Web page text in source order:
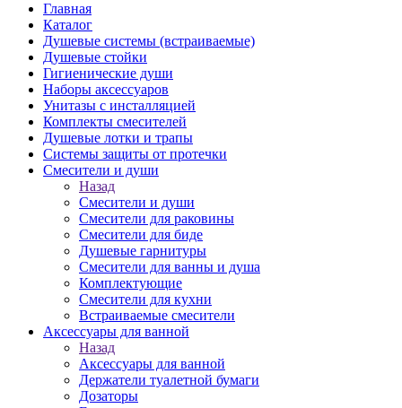
Главная
Каталог
Душевые системы (встраиваемые)
Душевые стойки
Гигиенические души
Наборы аксессуаров
Унитазы с инсталляцией
Комплекты смесителей
Душевые лотки и трапы
Системы защиты от протечки
Смесители и души
Назад
Смесители и души
Cмесители для раковины
Смесители для биде
Душевые гарнитуры
Смесители для ванны и душа
Комплектующие
Смесители для кухни
Встраиваемые смесители
Аксессуары для ванной
Назад
Аксессуары для ванной
Держатели туалетной бумаги
Дозаторы